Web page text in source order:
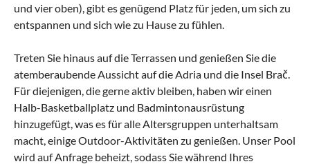
und vier oben), gibt es genügend Platz für jeden, um sich zu
entspannen und sich wie zu Hause zu fühlen.
Treten Sie hinaus auf die Terrassen und genießen Sie die
atemberaubende Aussicht auf die Adria und die Insel Brač.
Für diejenigen, die gerne aktiv bleiben, haben wir einen
Halb-Basketballplatz und Badmintonausrüstung
hinzugefügt, was es für alle Altersgruppen unterhaltsam
macht, einige Outdoor-Aktivitäten zu genießen. Unser Pool
wird auf Anfrage beheizt, sodass Sie während Ihres